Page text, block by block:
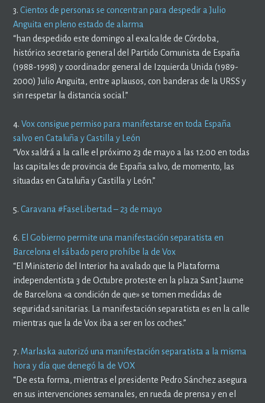
3.Cientos de personas se concentran para despedir a Julio
Anguita en pleno estado de alarma
“han despedido este domingo al exalcalde de Córdoba,
histórico secretario general del Partido Comunista de España
(1988-1998) y coordinador general de Izquierda Unida (1989-
2000) Julio Anguita, entre aplausos, con banderas de la URSS y
sin respetar la distancia social.”
4.Vox consigue permiso para manifestarse en toda España
salvo en Cataluña y Castilla y León
“Vox saldrá a la calle el próximo 23 de mayo a las 12:00 en todas
las capitales de provincia de España salvo, de momento, las
situadas en Cataluña y Castilla y León.”
5.Caravana #FaseLibertad – 23 de mayo
6. El Gobierno permite una manifestación separatista en
Barcelona el sábado pero prohíbe la de Vox
“El Ministerio del Interior ha avalado que la Plataforma
independentista 3 de Octubre proteste en la plaza Sant Jaume
de Barcelona «a condición de que» se tomen medidas de
seguridad sanitarias. La manifestación separatista es en la calle
mientras que la de Vox iba a ser en los coches.”
7. Marlaska autorizó una manifestación separatista a la misma
hora y día que denegó la de VOX
“De esta forma, mientras el presidente Pedro Sánchez asegura
en sus intervenciones semanales, en rueda de prensa y en el